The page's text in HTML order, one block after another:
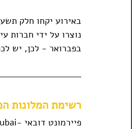
באירוע יקחו חלק
בפברואר - לכן, יש
רשימת המלונות
פיירמונט דובאי -Fairmont Dubai